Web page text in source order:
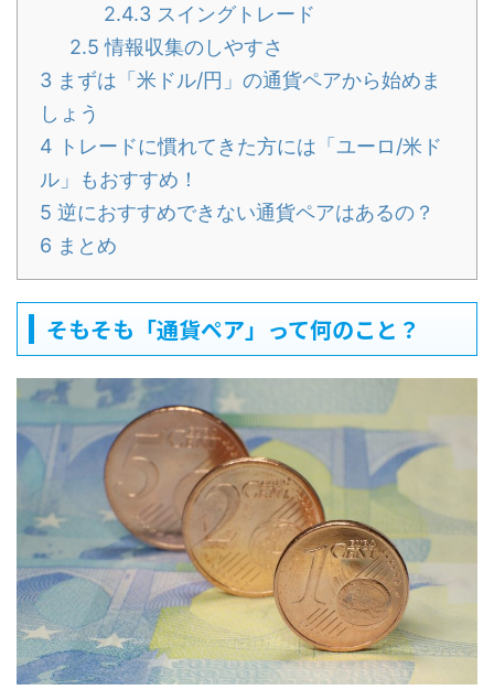
2.4.3スイングトレード
2.5 情報収集のしやすさ
3 まずは「米ドル/円」の通貨ペアから始めま
しょう
4 トレードに慣れてきた方には「ユーロ/米ド
ル」もおすすめ！
5 逆におすすめできない通貨ペアはあるの？
6 まとめ
そもそも「通貨ペア」って何のこと？